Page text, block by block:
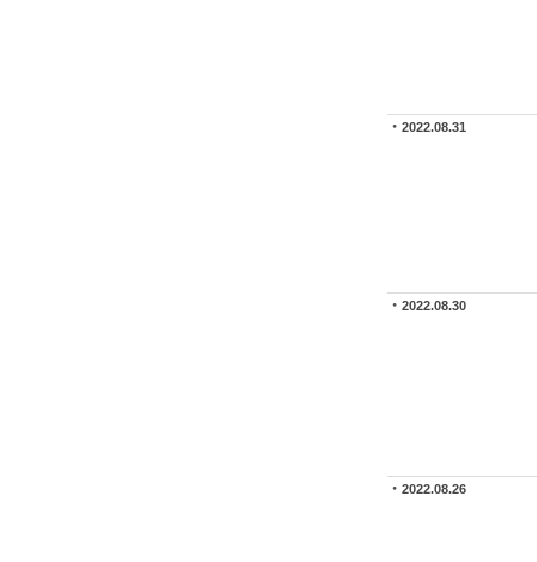
2022.08.31
2022.08.30
2022.08.26